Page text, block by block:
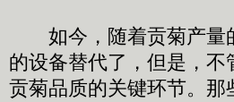
如今，随着贡菊产量
的设备替代了，但是，
贡菊品质的关键环节。